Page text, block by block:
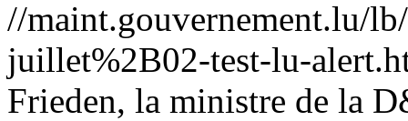
//maint.gouvernement.lu/
juillet%2B02-test-lu-
Frieden, la ministre de la